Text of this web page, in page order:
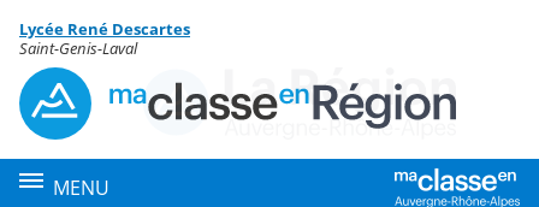
Menu de la rubrique
Contenu
Lycée René Descartes
Saint-Genis-Laval
MENU